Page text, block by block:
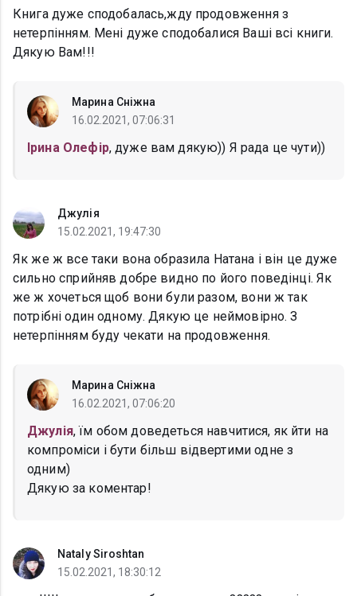
Книга дуже сподобалась,жду продовження з
нетерпінням. Мені дуже сподобалися Ваші всі книги.
Дякую Вам!!!
Марина Сніжна
16.02.2021, 07:06:31
Ірина Олефір, дуже вам дякую)) Я рада це чути))
Джулія
15.02.2021, 19:47:30
Як же ж все таки вона образила Натана і він це дуже
сильно сприйняв добре видно по його поведінці. Як
же ж хочеться щоб вони були разом, вони ж так
потрібні один одному. Дякую це неймовірно. З
нетерпінням буду чекати на продовження.
Марина Сніжна
16.02.2021, 07:06:20
Джулія, їм обом доведеться навчитися, як йти на
компроміси і бути більш відвертими одне з
одним)
Дякую за коментар!
Nataly Siroshtan
15.02.2021, 18:30:12